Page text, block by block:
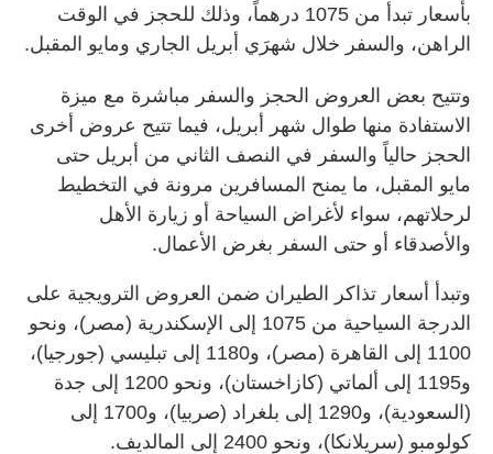
بأسعار تبدأ من 1075 درهماً، وذلك للحجز في الوقت
الراهن، والسفر خلال شهرَي أبريل الجاري ومايو المقبل.
وتتيح بعض العروض الحجز والسفر مباشرة مع ميزة
الاستفادة منها طوال شهر أبريل، فيما تتيح عروض أخرى
الحجز حالياً والسفر في النصف الثاني من أبريل حتى
مايو المقبل، ما يمنح المسافرين مرونة في التخطيط
لرحلاتهم، سواء لأغراض السياحة أو زيارة الأهل
والأصدقاء أو حتى السفر بغرض الأعمال.
وتبدأ أسعار تذاكر الطيران ضمن العروض الترويجية على
الدرجة السياحية من 1075 إلى الإسكندرية (مصر)، ونحو
1100 إلى القاهرة (مصر)، و1180 إلى تبليسي (جورجيا)،
و1195 إلى ألماتي (كازاخستان)، ونحو 1200 إلى جدة
(السعودية)، و1290 إلى بلغراد (صربيا)، و1700 إلى
كولومبو (سريلانكا)، ونحو 2400 إلى المالديف.